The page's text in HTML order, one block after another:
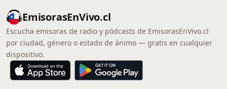
EmisorasEnVivo.cl
Escucha emisoras de radio y pódcasts de EmisorasEnVivo.cl
por ciudad, género o estado de ánimo — gratis en cualquier
dispositivo.